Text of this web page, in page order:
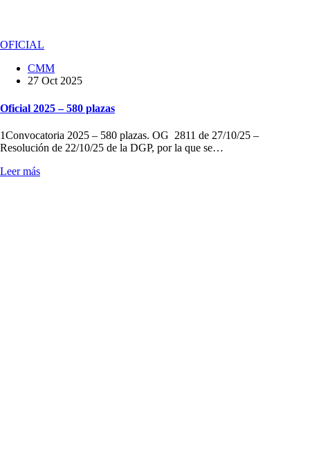
OFICIAL
CMM
27 Oct 2025
Oficial 2025 – 580 plazas
1Convocatoria 2025 – 580 plazas. OG 2811 de 27/10/25 –
Resolución de 22/10/25 de la DGP, por la que se…
Leer más